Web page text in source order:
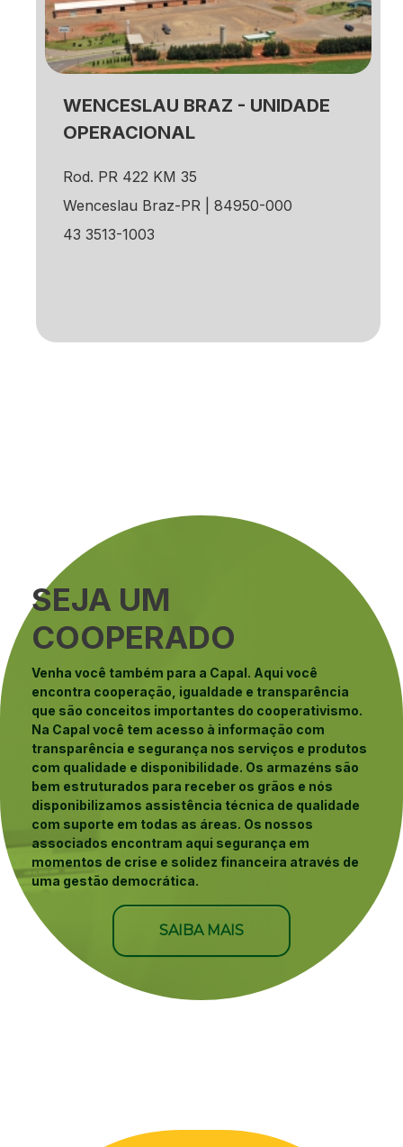
WENCESLAU BRAZ - UNIDADE
OPERACIONAL
Rod. PR 422 KM 35
Wenceslau Braz-PR | 84950-000
43 3513-1003
SEJA UM
COOPERADO
Venha você também para a Capal. Aqui você
encontra cooperação, igualdade e transparência
que são conceitos importantes do cooperativismo.
Na Capal você tem acesso à informação com
transparência e segurança nos serviços e produtos
com qualidade e disponibilidade. Os armazéns são
bem estruturados para receber os grãos e nós
disponibilizamos assistência técnica de qualidade
com suporte em todas as áreas. Os nossos
associados encontram aqui segurança em
momentos de crise e solidez financeira através de
uma gestão democrática.
SAIBA MAIS